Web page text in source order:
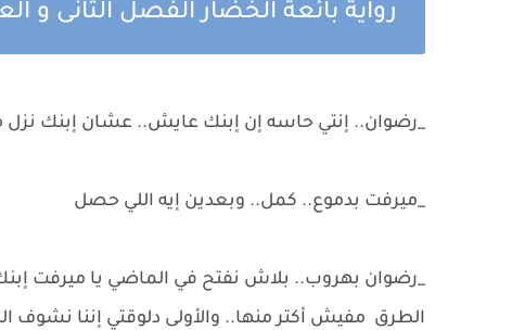
رواية بائعة الخضار الفصل الثانى
_رضوان.. إنتي حاسه إن إبنك عايش.. عشان إبنك
_ميرفت بدموع.. كمل.. وبعدين إيه اللي حصل
_رضوان بهروب.. بلاش نفتح في الماضي يا ميرفت
الطرق مفيش أكتر منها.. والأولى دلوقتي إننا نشوف